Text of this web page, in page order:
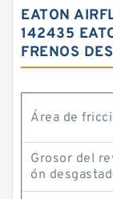
EATON
142435
FRENOS
Área de
Grosor del
ón